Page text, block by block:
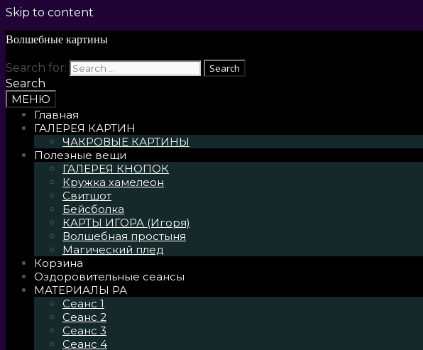
Skip to content
Волшебные картины
Search for:
Search
МЕНЮ
Главная
ГАЛЕРЕЯ КАРТИН
ЧАКРОВЫЕ КАРТИНЫ
Полезные вещи
ГАЛЕРЕЯ КНОПОК
Кружка хамелеон
Свитшот
Бейсболка
КАРТЫ ИГОРА (Игоря)
Волшебная простыня
Магический плед
Корзина
Оздоровительные сеансы
МАТЕРИАЛЫ РА
Сеанс 1
Сеанс 2
Сеанс 3
Сеанс 4